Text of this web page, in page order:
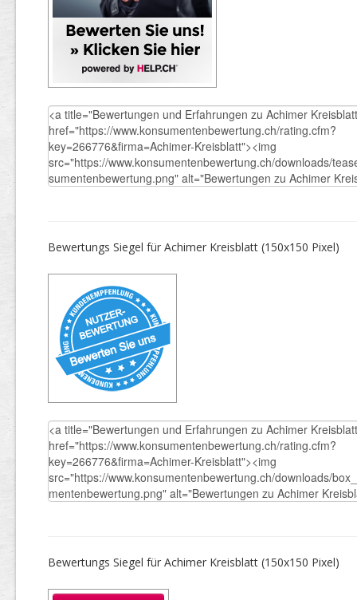
Bewertungs Siegel für Achimer Kreisblatt (150x150 Pixel)
Bewertungs Siegel für Achimer Kreisblatt (150x150 Pixel)